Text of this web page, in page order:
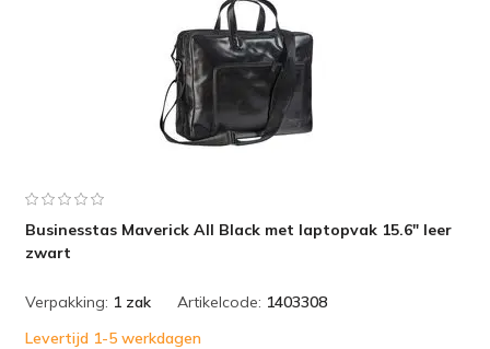
Businesstas Maverick All Black met laptopvak 15.6" leer
zwart
Verpakking: 1 zak Artikelcode: 1403308
Levertijd 1-5 werkdagen